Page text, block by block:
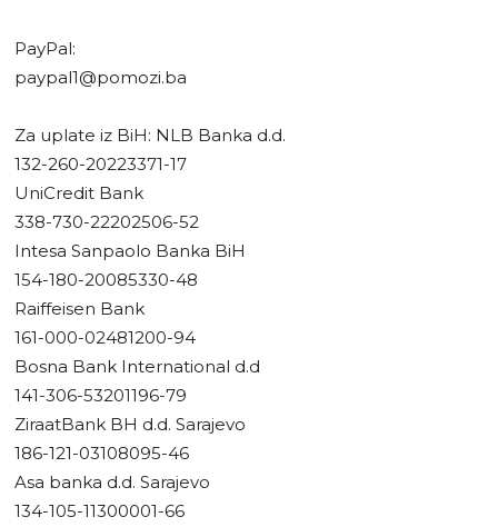
PayPal:
paypal1@pomozi.ba
Za uplate iz BiH: NLB Banka d.d.
132-260-20223371-17
UniCredit Bank
338-730-22202506-52
Intesa Sanpaolo Banka BiH
154-180-20085330-48
Raiffeisen Bank
161-000-02481200-94
Bosna Bank International d.d
141-306-53201196-79
ZiraatBank BH d.d. Sarajevo
186-121-03108095-46
Asa banka d.d. Sarajevo
134-105-11300001-66